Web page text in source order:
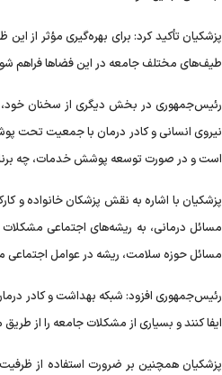
پزشکیان تأکید کرد: برای بهره‌گیری مؤثر از
طیف‌های مختلف جامعه در این فضاها فراهم
رئیس‌جمهوری در بخش دیگری از سخنان خود،
نیروی انسانی و کادر درمان با جمعیت تحت
است و در صورت توسعه پوشش خدمات، چه
پزشکیان با اشاره به نقش پزشکان خانواده و
مسائل درمانی، به ریشه‌های اجتماعی مشکلات
مسائل حوزه سلامت، ریشه در عوامل اجتماعی
رئیس‌جمهوری افزود: شبکه بهداشت و کادر
ایفا کنند و بسیاری از مشکلات جامعه را از
پزشکیان همچنین بر ضرورت استفاده از